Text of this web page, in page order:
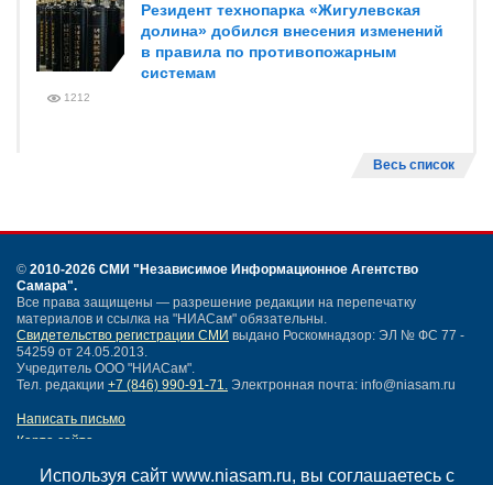
Используя сайт www.niasam.ru, вы соглашаетесь с
Резидент технопарка «Жигулевская
долина» добился внесения изменений
в правила по противопожарным
системам
1212
Весь список
© 2010-2026 СМИ "Независимое Информационное Агентство
Самара".
Все права защищены — разрешение редакции на перепечатку
материалов и ссылка на "НИАСам" обязательны.
Свидетельство регистрации СМИ выдано Роскомнадзор: ЭЛ № ФС 77 -
54259 от 24.05.2013.
Учредитель ООО "НИАСам".
Тел. редакции +7 (846) 990-91-71. Электронная почта: info@niasam.ru
Написать письмо
Карта сайта